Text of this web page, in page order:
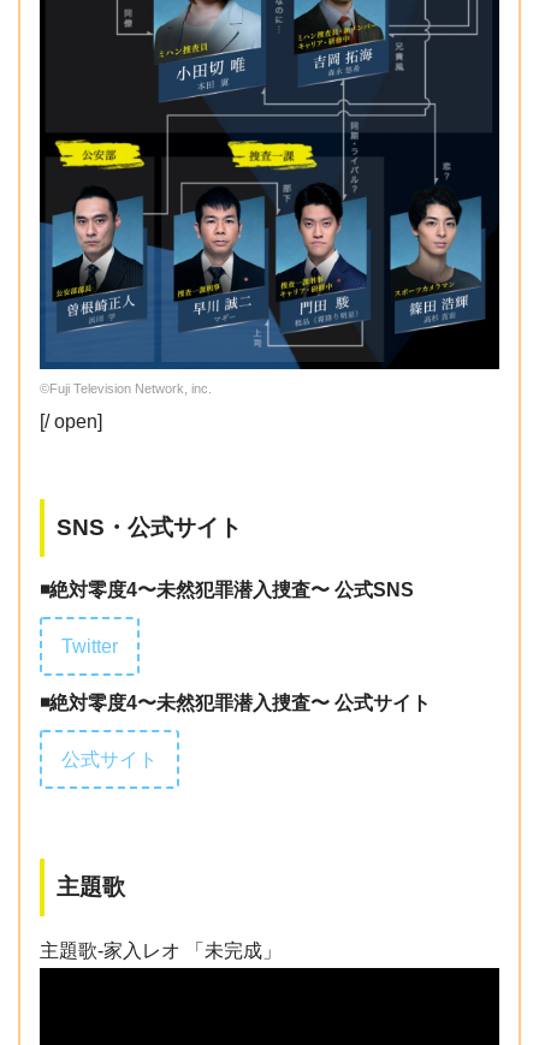
©Fuji Television Network, inc.
[/ open]
SNS・公式サイト
◾️絶対零度4〜未然犯罪潜入捜査〜 公式SNS
Twitter
◾️絶対零度4〜未然犯罪潜入捜査〜 公式サイト
公式サイト
主題歌
主題歌-家入レオ 「未完成」